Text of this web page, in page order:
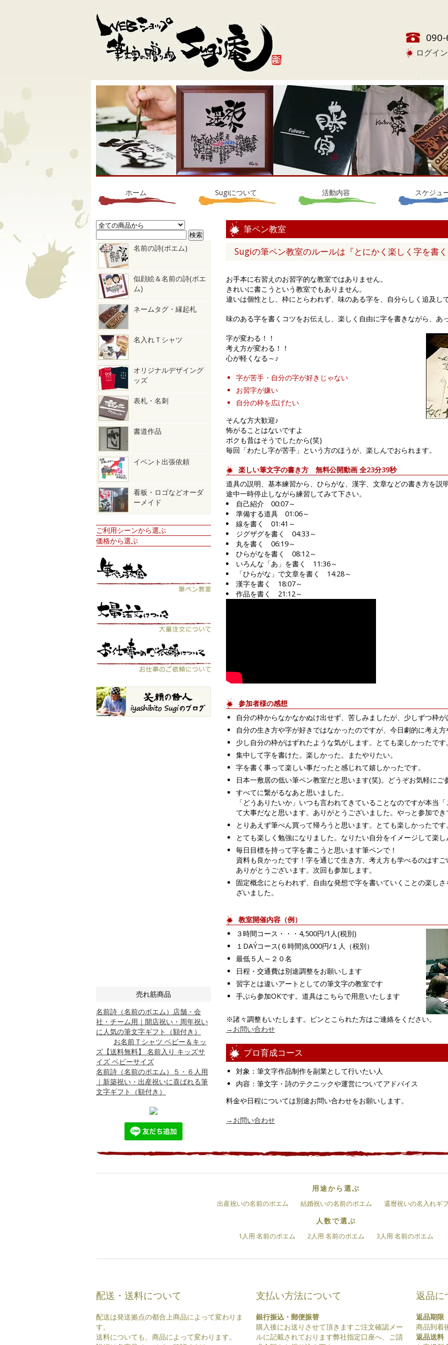
ログイン
ホーム Sugiについて 活動内容 スケジュ
筆ペン教室
Sugiの筆ペン教室のルールは『とにかく楽しく字を書
お手本に右習えのお習字的な教室ではありません。
きれいに書こうという教室でもありません。
違いは個性とし、枠にとらわれず、味のある字を、自分らしく追及し
味のある字を書くコツをお伝えし、楽しく自由に字を書きながら、あ
字が変わる！！
考え方が変わる！！
心が軽くなる～♪
字が苦手・自分の字が好きじゃない
お習字が嫌い
自分の枠を広げたい
そんな方大歓迎♪
怖がることはないですよ
ボクも昔はそうでしたから(笑)
毎回「わたし字が苦手」という方のほうが、楽しんでおられます。
楽しい筆文字の書き方 無料公開動画 全23分39秒
道具の説明、基本練習から、ひらがな、漢字、文章などの書き方を説
途中一時停止しながら練習してみて下さい。
自己紹介 00:07～
準備する道具 01:06～
線を書く 01:41～
ジグザグを書く 04:33～
丸を書く 06:19～
ひらがなを書く 08:12～
いろんな「あ」を書く 11:36～
「ひらがな」で文章を書く 14:28～
漢字を書く 18:07～
作品を書く 21:12～
参加者様の感想
自分の枠からなかなかぬけ出せず、苦しみましたが、少しずつ枠が
自分の生き方や字が好きではなかったのですが、今日劇的に考え方
少し自分の枠がはずれたような気がします。とても楽しかったです。
集中して字を書けた。楽しかった。またやりたい。
字を書く事って楽しい事だったと感じれて嬉しかったです。
日本一敷居の低い筆ペン教室だと思います(笑)。どうぞお気軽にご
すべてに繋がるなあと思いました。
「どうありたいか」いつも言われてきていることなのですが本当
て大事だなと思います。ありがとうございました。やっと参加でき
とりあえず筆ぺん買って帰ろうと思います。とても楽しかったです。
とても楽しく勉強になりました。なりたい自分をイメージして楽し
毎日目標を持って字を書こうと思います筆ペンで！
資料も良かったです！字を通じて生き方、考え方も学べるのはすご
ありがとうございます。次回も参加します。
固定概念にとらわれず、自由な発想で字を書いていくことの楽し
ざいました。
教室開催内容（例）
３時間コース・・・4,500円/1人(税別)
１DAÝコース(６時間)8,000円/１人（税別）
最低５人～２０名
日程・交通費は別途調整をお願いします
習字とは違いアートとしての筆文字の教室です
手ぶら参加OKです。道具はこちらで用意いたします
※諸々調整もいたします。ピンとこられた方はご連絡をください。
→お問い合わせ
プロ育成コース
対象：筆文字作品制作を副業として行いたい人
内容：筆文字・詩のテクニックや運営についてアドバイス
料金や日程については別途お問い合わせをお願いします。
→お問い合わせ
名前の詩(ポエム)
似顔絵＆名前の詩(ポエ
ム)
ネームタグ・縁起札
名入れＴシャツ
オリジナルデザイング
ッズ
表札・名刺
書道作品
イベント出張依頼
看板・ロゴなどオーダ
ーメイド
ご利用シーンから選ぶ
価格から選ぶ
売れ筋商品
名前詩（名前のポエム）店舗・会
社・チーム用｜開店祝い・周年祝い
に人気の筆文字ギフト（額付き）
お名前Ｔシャツ ベビー＆キッ
ズ【送料無料】 名前入り キッズサ
イズ ベビーサイズ
名前詩（名前のポエム）５・６人用
｜新築祝い・出産祝いに喜ばれる筆
文字ギフト（額付き）
用途から選ぶ
出産祝いの名前のポエム 結婚祝いの名前のポエム 還暦祝いの名入れギ
人数で選ぶ
1人用 名前のポエム 2人用 名前のポエム 3人用 名前のポエム
配送・送料について
配送は発送拠点の都合上商品によって変わりま
す。
送料についても、商品によって変わります。
支払い方法について
銀行振込・郵便振替
購入後にお送りさせて頂きますご注文確認メー
ルに記載されております弊社指定口座へ、ご請
返品に
返品期限
商品到着
返品送料